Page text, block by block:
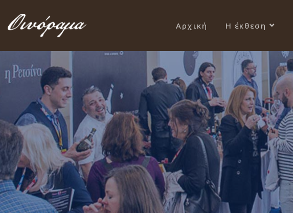
Αρχική Η έκθεση